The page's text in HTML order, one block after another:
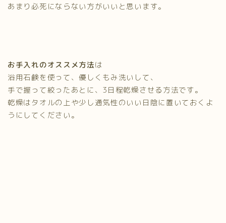
あまり必死にならない方がいいと思います。
お手入れのオススメ方法は
浴用石鹸を使って、優しくもみ洗いして、
手で握って絞ったあとに、3日程乾燥させる方法です。
乾燥はタオルの上や少し通気性のいい日陰に置いておくよ
うにしてください。